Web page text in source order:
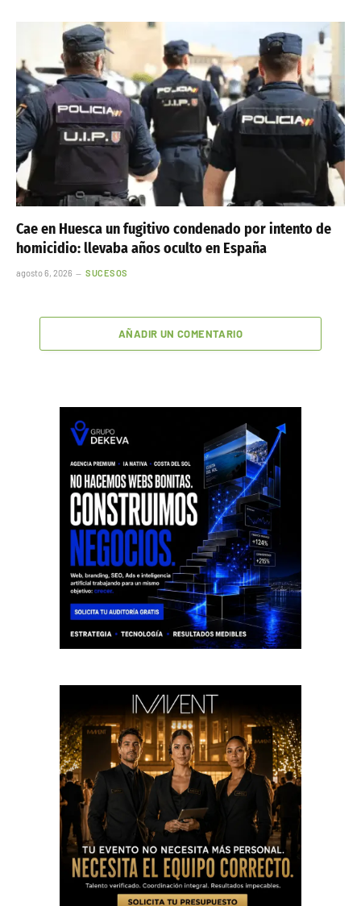
Cae en Huesca un fugitivo condenado por intento de
homicidio: llevaba años oculto en España
agosto 6, 2026 SUCESOS
AÑADIR UN COMENTARIO